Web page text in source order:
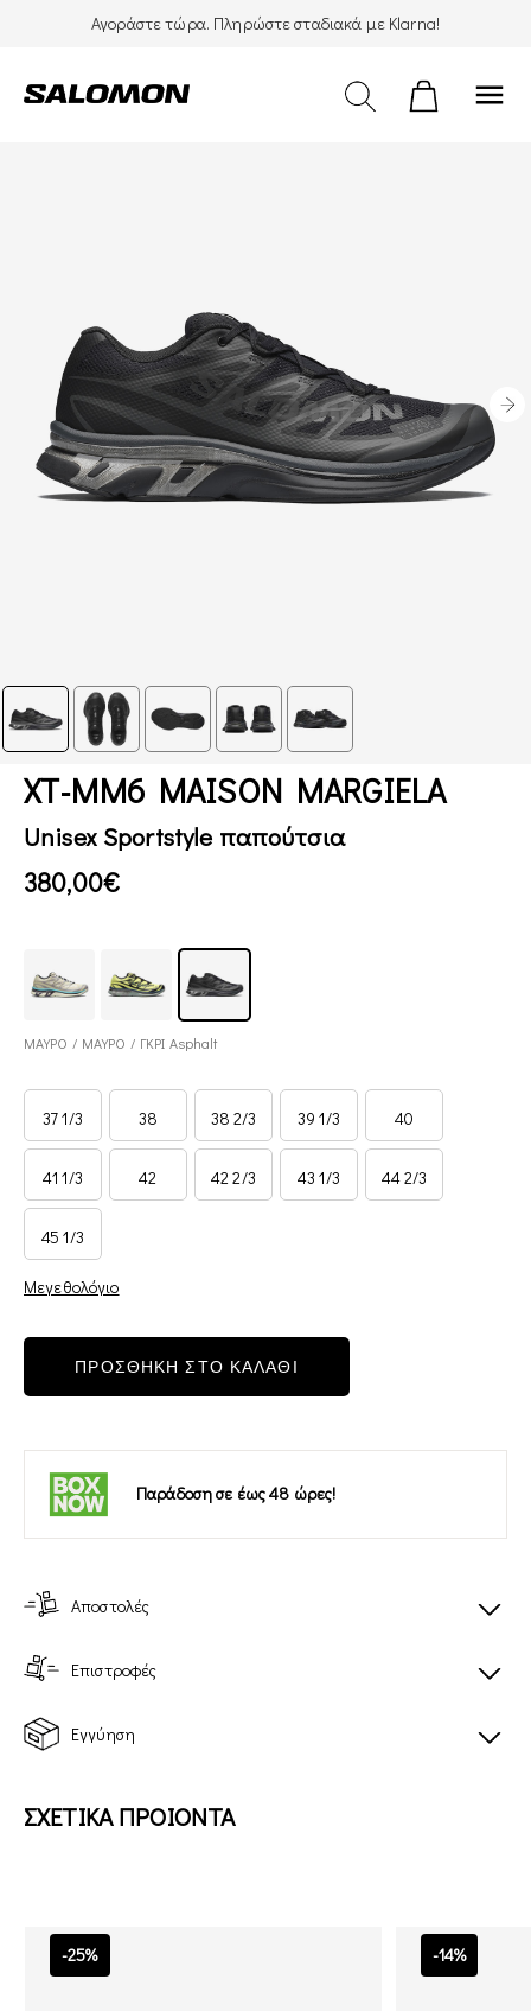
Αγοράστε τώρα. Πληρώστε σταδιακά με Klarna!
menu
XT-MM6 MAISON MARGIELA
Unisex Sportstyle παπούτσια
380,00€
ΜΑΥΡΟ / ΜΑΥΡΟ / ΓΚΡΙ Asphalt
37 1/3 38 38 2/3 39 1/3 40
41 1/3 42 42 2/3 43 1/3 44 2/3
45 1/3
Μεγεθολόγιο
ΠΡΟΣΘΗΚΗ ΣΤΟ ΚΑΛΑΘΙ
Παράδοση σε έως 48 ώρες!
Αποστολές
Επιστροφές
Εγγύηση
ΣΧΕΤΙΚΑ ΠΡΟΙΟΝΤΑ
-25% -14%